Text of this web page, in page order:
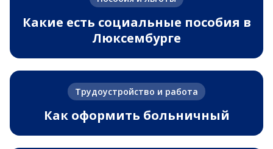
Какие есть социальные пособия в
Люксембурге
Трудоустройство и работа
Как оформить больничный